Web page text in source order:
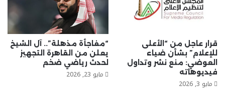
قرار عاجل من “الأعلى
للإعلام” بشأن ضياء
العوضي: منع نشر وتداول
فيديوهاته
مايو 3, 2026
“مفاجأة مذهلة”.. آل الشيخ
يعلن من القاهرة التجهيز
لحدث رياضي ضخم
مايو 23, 2026